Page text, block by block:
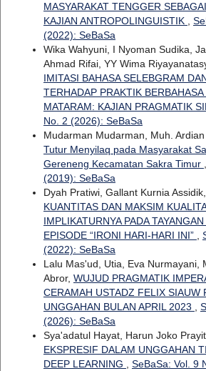
MASYARAKAT TENGGER
KAJIAN ANTROPOLINGUISTIK
(2022): SeBaSa
Wika Wahyuni, I Nyoman Sudika,
Ahmad Rifai, YY Wima
IMITASI BAHASA SELEBGRAM
TERHADAP PRAKTIK
MATARAM: KAJIAN PRAGMATIK
No. 2 (2026): SeBaSa
Mudarman Mudarman, Muh. Ardian
Tutur Menyilaq pada Masyarakat
Gereneng Kecamatan Sakra Timur
(2019): SeBaSa
Dyah Pratiwi, Gallant Kurnia Assidik,
KUANTITAS DAN MAKSIM
IMPLIKATURNYA PADA
EPISODE “IRONI HARI-HARI INI”
(2022): SeBaSa
Lalu Mas'ud, Utia, Eva Nurmayani,
Abror, WUJUD PRAGMATIK
CERAMAH USTADZ FELIX SIAUW
UNGGAHAN BULAN APRIL 2023
(2026): SeBaSa
Sya'adatul Hayat, Harun Joko
EKSPRESIF DALAM UNGGAHAN
DEEP LEARNING
SeBaSa: Vol. 9